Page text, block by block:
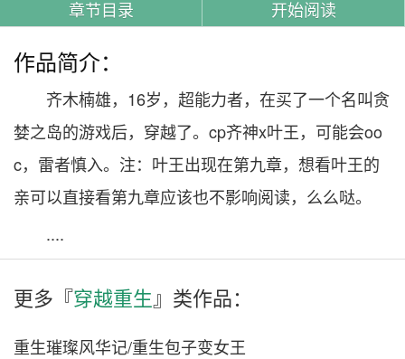
章节目录 开始阅读
作品简介：
齐木楠雄，16岁，超能力者，在买了一个名叫贪
婪之岛的游戏后，穿越了。cp齐神x叶王，可能会oo
c，雷者慎入。注：叶王出现在第九章，想看叶王的
亲可以直接看第九章应该也不影响阅读，么么哒。
....
更多『穿越重生 』类作品：
重生璀璨风华记/重生包子变女王